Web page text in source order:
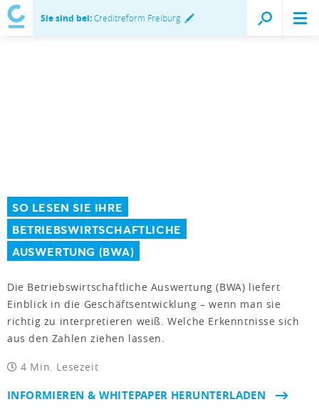
Sie sind bei:Creditreform Freiburg
SO LESEN SIE IHRE
BETRIEBSWIRTSCHAFTLICHE
AUSWERTUNG (BWA)
Die Betriebswirtschaftliche Auswertung (BWA) liefert
Einblick in die Geschäftsentwicklung – wenn man sie
richtig zu interpretieren weiß. Welche Erkenntnisse sich
aus den Zahlen ziehen lassen.
4 Min. Lesezeit
INFORMIEREN & WHITEPAPER HERUNTERLADEN